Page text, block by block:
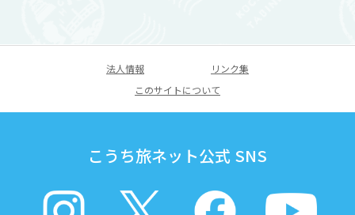
法人情報
リンク集
このサイトについて
こうち旅ネット公式 SNS